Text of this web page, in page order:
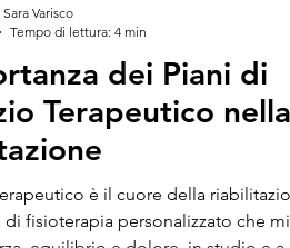
dei Piani di
Terapeutico nella
è il cuore della
di fisioterapia personalizzato che
Varisco
Tempo di lettura: 4 min